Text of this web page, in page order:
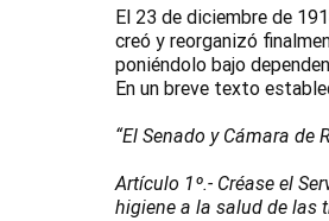
El 23 de diciembre de
creó y reorganizó
poniéndolo bajo
En un breve texto
“El Senado y Cámara de
Artículo 1º.- Créase el
higiene a la salud de las